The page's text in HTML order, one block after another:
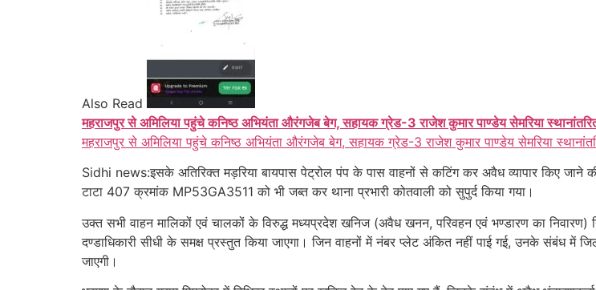
Also Read
महराजपुर से अमिलिया पहुंचे कनिष्ठ अभियंता औरंगजेब बेग, सहायक ग्रेड-3 राजेश कुमार पाण्डेय सेमरिया
महराजपुर से अमिलिया पहुंचे कनिष्ठ अभियंता औरंगजेब बेग, सहायक ग्रेड-3 राजेश कुमार पाण्डेय सेमरिया
Sidhi news:इसके अतिरिक्त मड़रिया बायपास पेट्रोल पंप के पास वाहनों से कटिंग कर अवैध व्यापार किए
टाटा 407 क्रमांक MP53GA3511 को भी जब्त कर थाना प्रभारी कोतवाली को सुपुर्द किया गया।
उक्त सभी वाहन मालिकों एवं चालकों के विरुद्ध मध्यप्रदेश खनिज (अवैध खनन, परिवहन एवं भण्डारण का
दण्डाधिकारी सीधी के समक्ष प्रस्तुत किया जाएगा। जिन वाहनों में नंबर प्लेट अंकित नहीं पाई गई, उनके संबंध में
जाएगी।